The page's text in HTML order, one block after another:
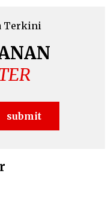
Terkini